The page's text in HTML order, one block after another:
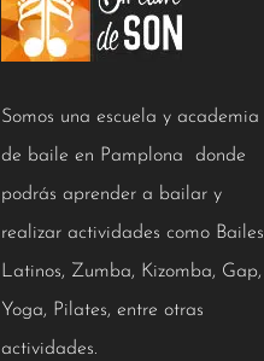
Somos una escuela y academia
de baile en Pamplona donde
podrás aprender a bailar y
realizar actividades como Bailes
Latinos, Zumba, Kizomba, Gap,
Yoga, Pilates, entre otras
actividades.